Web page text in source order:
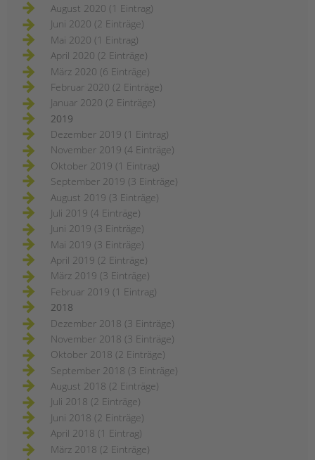
August 2020 (1 Eintrag)
Juni 2020 (2 Einträge)
Mai 2020 (1 Eintrag)
April 2020 (2 Einträge)
März 2020 (6 Einträge)
Februar 2020 (2 Einträge)
Januar 2020 (2 Einträge)
2019
Dezember 2019 (1 Eintrag)
November 2019 (4 Einträge)
Oktober 2019 (1 Eintrag)
September 2019 (3 Einträge)
August 2019 (3 Einträge)
Juli 2019 (4 Einträge)
Juni 2019 (3 Einträge)
Mai 2019 (3 Einträge)
April 2019 (2 Einträge)
März 2019 (3 Einträge)
Februar 2019 (1 Eintrag)
2018
Dezember 2018 (3 Einträge)
November 2018 (3 Einträge)
Oktober 2018 (2 Einträge)
September 2018 (3 Einträge)
August 2018 (2 Einträge)
Juli 2018 (2 Einträge)
Juni 2018 (2 Einträge)
April 2018 (1 Eintrag)
März 2018 (2 Einträge)